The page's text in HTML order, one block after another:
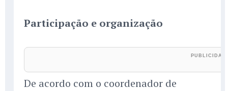
Participação e organização
De acordo com o coordenador de